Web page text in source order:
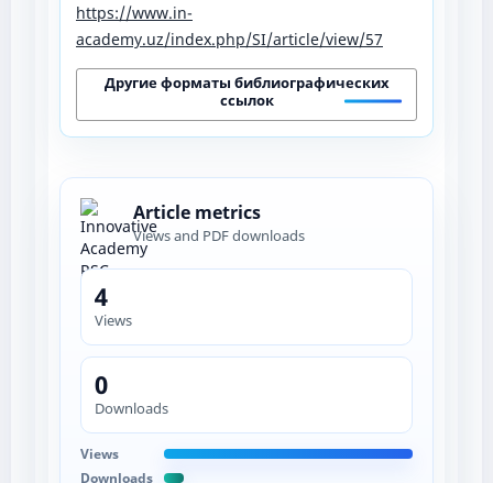
https://www.in-
academy.uz/index.php/SI/article/view/57
Другие форматы библиографических
ссылок
Article metrics
Views and PDF downloads
4
Views
0
Downloads
Views
Downloads